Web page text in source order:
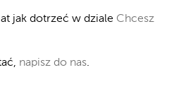
jak do­trzeć w dzia­le Chcesz
napisz do nas.